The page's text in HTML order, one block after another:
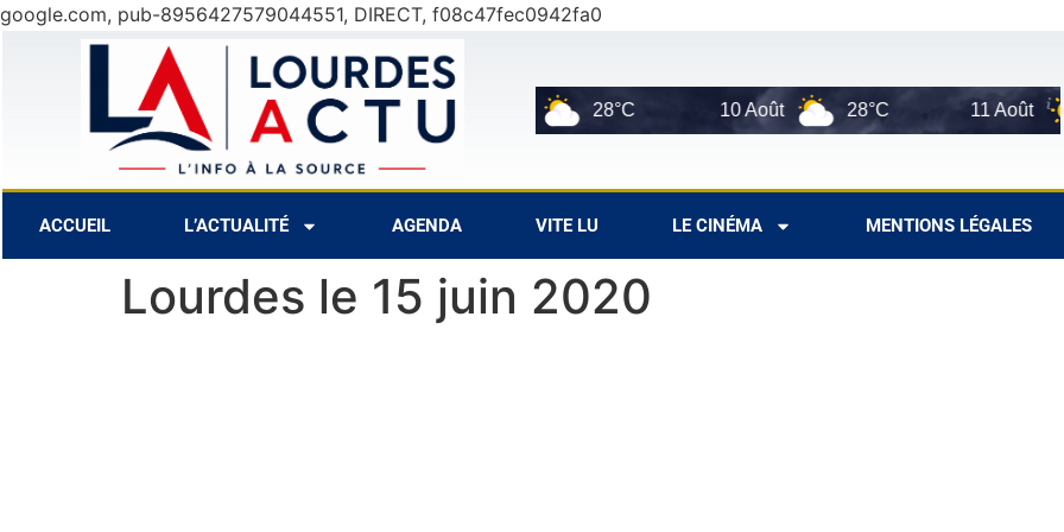
google.com, pub-8956427579044551, DIRECT, f08c47fec0942fa0
29°C 28°C 10 Août 28°C 11 Août
ACCUEIL L’ACTUALITÉ AGENDA VITE LU LE CINÉMA MENTIONS LÉGALES
Lourdes le 15 juin 2020